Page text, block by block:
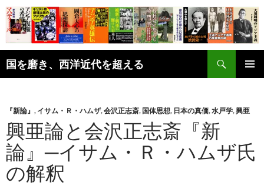
コ
ン
テ
ン
ツ
へ
プ
国を磨き、西洋近代を超える
索
『新論』 , イサム・Ｒ・ハムザ,会沢正志斎, 国体思想, 日本の真価,水戸学,興亜
興亜論と会沢正志斎『新
論』─イサム・Ｒ・ハムザ氏
の解釈